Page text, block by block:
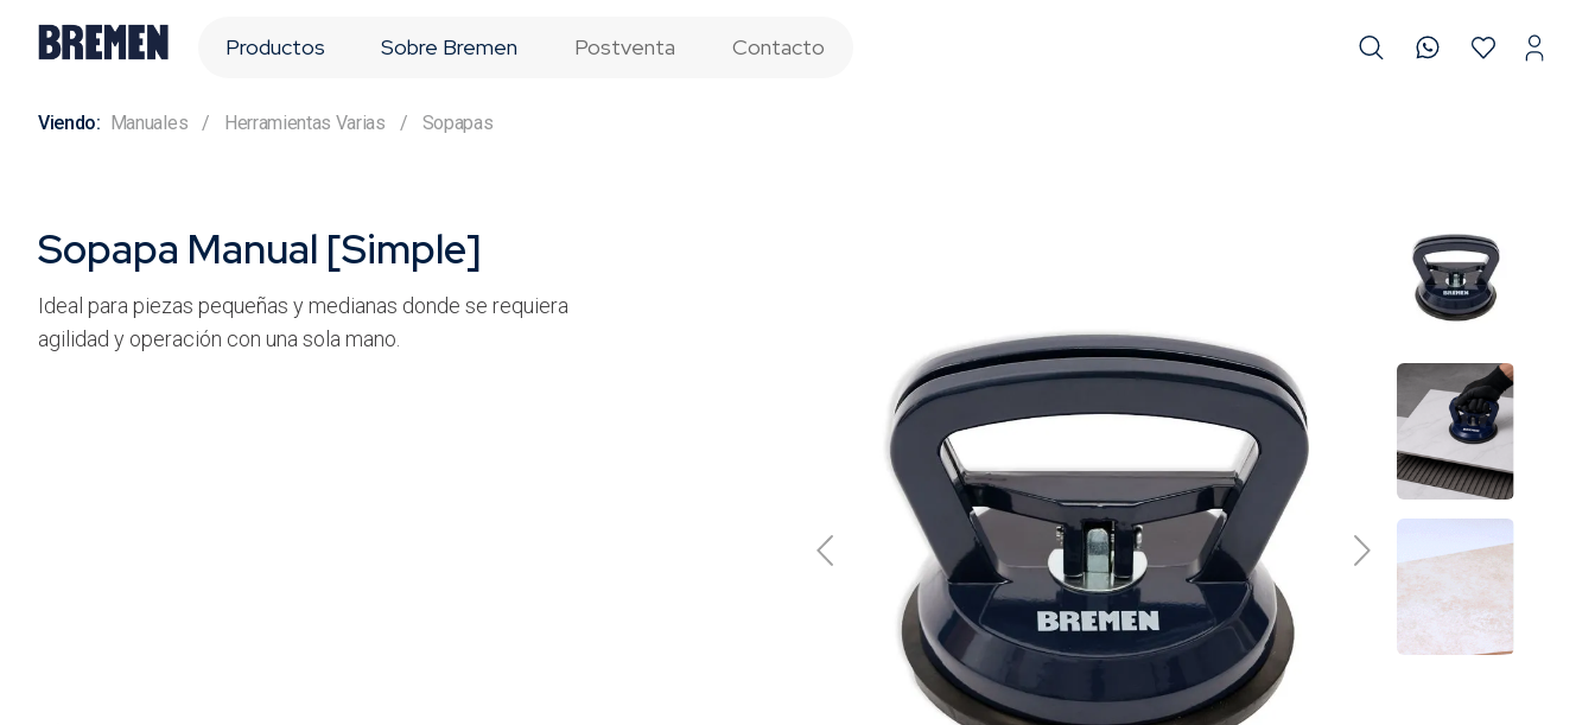
Productos Sobre Bremen Postventa Contacto
Manuales Herramientas Varias Sopapas
Sopapa Manual [Simple]
Ideal para piezas pequeñas y medianas donde se requiera
agilidad y operación con una sola mano.